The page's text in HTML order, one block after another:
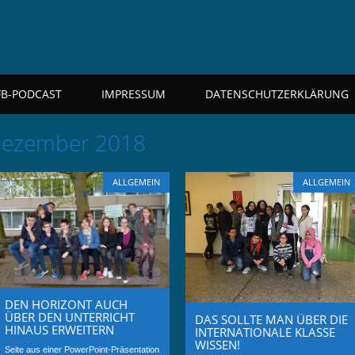
PODCAST IMPRESSUM DATENSCHUTZERKLÄRUNG
2018
ALLGEMEIN
DEN HORIZONT AUCH
ÜBER DEN UNTERRICHT
HINAUS ERWEITERN
Seite aus einer PowerPoint-Präsentation
ALLGEMEIN
DAS SOLLTE MAN ÜBER DIE
INTERNATIONALE KLASSE
WISSEN!